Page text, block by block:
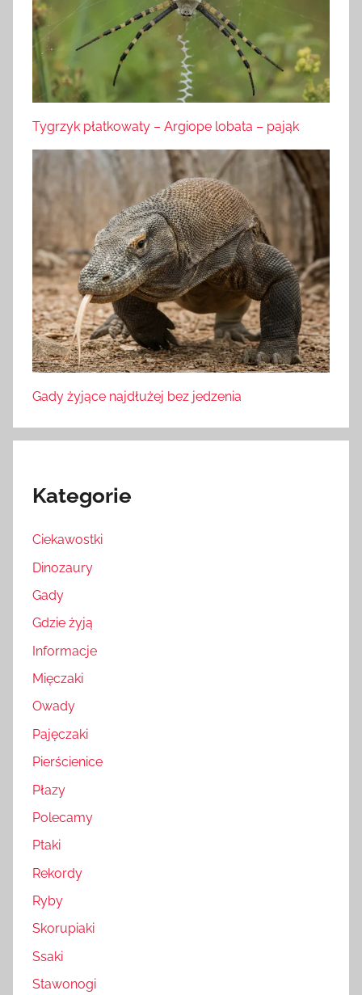
Tygrzyk płatkowaty – Argiope lobata – pająk
Gady żyjące najdłużej bez jedzenia
Kategorie
Ciekawostki
Dinozaury
Gady
Gdzie żyją
Informacje
Mięczaki
Owady
Pajęczaki
Pierścienice
Płazy
Polecamy
Ptaki
Rekordy
Ryby
Skorupiaki
Ssaki
Stawonogi